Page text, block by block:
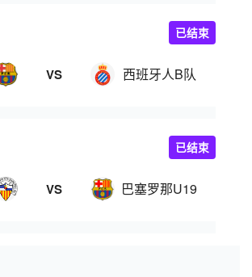
VS 西班牙人B队
已结束
VS 巴塞罗那U19
已结束